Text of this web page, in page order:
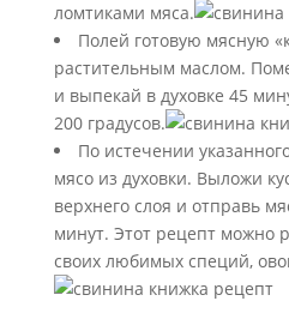
ломтиками мяса.
Полей готовую мясную
растительным маслом.
и выпекай в духовке 45
200 градусов.
По истечении
мясо из духовки. Выложи
верхнего слоя и отправь
минут. Этот рецепт можно
своих любимых специй,